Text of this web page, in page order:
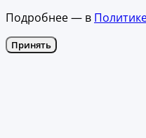
Подробнее — в
Принять